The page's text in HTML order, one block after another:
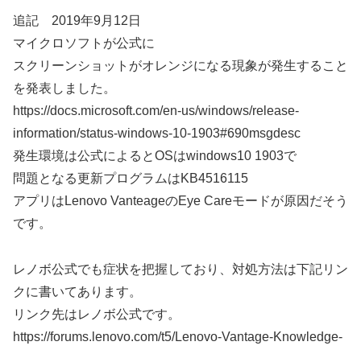
追記 2019年9月12日
マイクロソフトが公式に
スクリーンショットがオレンジになる現象が発生すること
を発表しました。
https://docs.microsoft.com/en-us/windows/release-
information/status-windows-10-1903#690msgdesc
発生環境は公式によるとOSはwindows10 1903で
問題となる更新プログラムはKB4516115
アプリはLenovo VanteageのEye Careモードが原因だそう
です。
レノボ公式でも症状を把握しており、対処方法は下記リン
クに書いてあります。
リンク先はレノボ公式です。
https://forums.lenovo.com/t5/Lenovo-Vantage-Knowledge-